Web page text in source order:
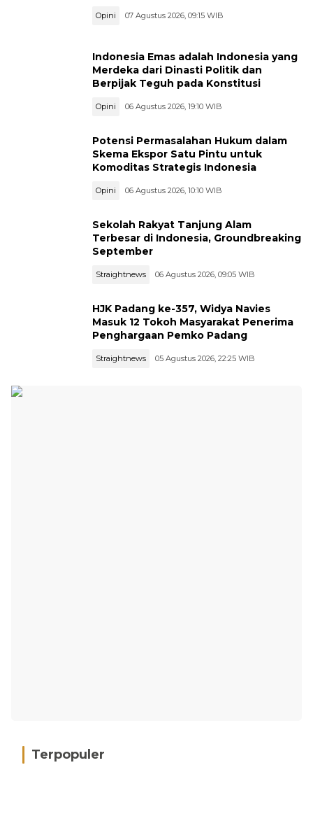
Opini 07 Agustus 2026, 09:15 WIB
Indonesia Emas adalah Indonesia yang
Merdeka dari Dinasti Politik dan
Berpijak Teguh pada Konstitusi
Opini 06 Agustus 2026, 19:10 WIB
Potensi Permasalahan Hukum dalam
Skema Ekspor Satu Pintu untuk
Komoditas Strategis Indonesia
Opini 06 Agustus 2026, 10:10 WIB
Sekolah Rakyat Tanjung Alam
Terbesar di Indonesia, Groundbreaking
September
Straightnews 06 Agustus 2026, 09:05 WIB
HJK Padang ke-357, Widya Navies
Masuk 12 Tokoh Masyarakat Penerima
Penghargaan Pemko Padang
Straightnews 05 Agustus 2026, 22:25 WIB
Terpopuler